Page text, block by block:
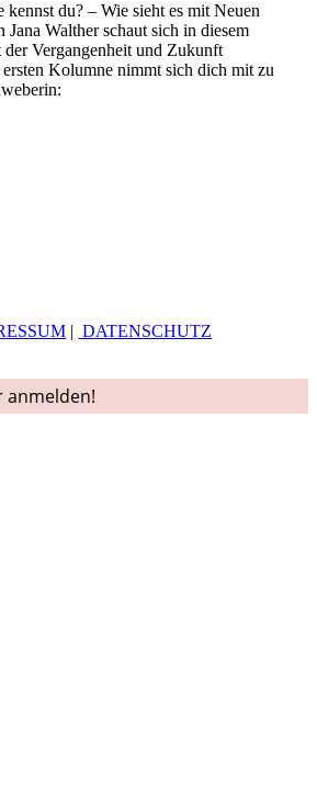
kennst du? – Wie sieht es mit Neuen
Jana Walther schaut sich in diesem
Vergangenheit und Zukunft
Kolumne nimmt sich dich mit zu
| DATENSCHUTZ
anmelden!